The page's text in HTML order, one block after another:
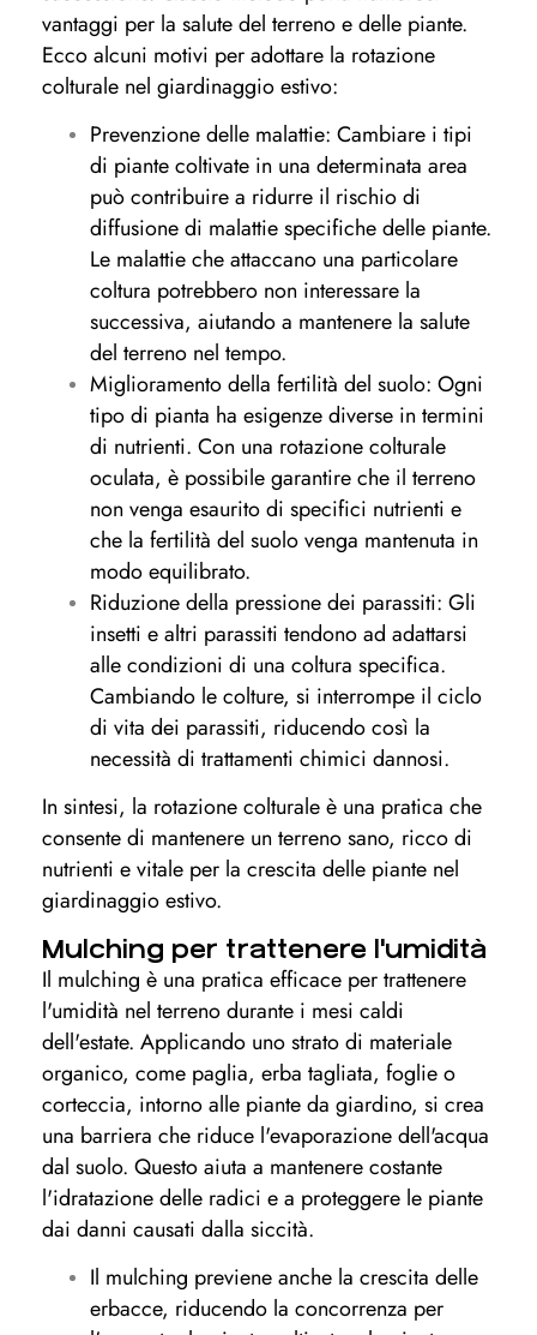
vantaggi per la salute del terreno e delle piante.
Ecco alcuni motivi per adottare la rotazione
colturale nel giardinaggio estivo:
Prevenzione delle malattie: Cambiare i tipi
di piante coltivate in una determinata area
può contribuire a ridurre il rischio di
diffusione di malattie specifiche delle piante.
Le malattie che attaccano una particolare
coltura potrebbero non interessare la
successiva, aiutando a mantenere la salute
del terreno nel tempo.
Miglioramento della fertilità del suolo: Ogni
tipo di pianta ha esigenze diverse in termini
di nutrienti. Con una rotazione colturale
oculata, è possibile garantire che il terreno
non venga esaurito di specifici nutrienti e
che la fertilità del suolo venga mantenuta in
modo equilibrato.
Riduzione della pressione dei parassiti: Gli
insetti e altri parassiti tendono ad adattarsi
alle condizioni di una coltura specifica.
Cambiando le colture, si interrompe il ciclo
di vita dei parassiti, riducendo così la
necessità di trattamenti chimici dannosi.
In sintesi, la rotazione colturale è una pratica che
consente di mantenere un terreno sano, ricco di
nutrienti e vitale per la crescita delle piante nel
giardinaggio estivo.
Mulching per trattenere l'umidità
Il mulching è una pratica efficace per trattenere
l'umidità nel terreno durante i mesi caldi
dell'estate. Applicando uno strato di materiale
organico, come paglia, erba tagliata, foglie o
corteccia, intorno alle piante da giardino, si crea
una barriera che riduce l'evaporazione dell'acqua
dal suolo. Questo aiuta a mantenere costante
l'idratazione delle radici e a proteggere le piante
dai danni causati dalla siccità.
Il mulching previene anche la crescita delle
erbacce, riducendo la concorrenza per